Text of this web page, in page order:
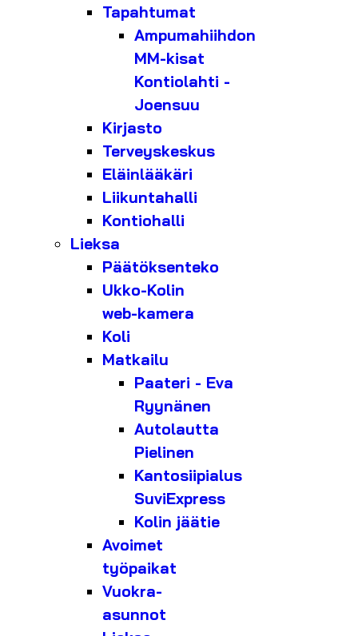
Tapahtumat
Ampumahiihdon
MM-kisat
Kontiolahti -
Joensuu
Kirjasto
Terveyskeskus
Eläinlääkäri
Liikuntahalli
Kontiohalli
Lieksa
Päätöksenteko
Ukko-Kolin
web-kamera
Koli
Matkailu
Paateri - Eva
Ryynänen
Autolautta
Pielinen
Kantosiipialus
SuviExpress
Kolin jäätie
Avoimet
työpaikat
Vuokra-
asunnot